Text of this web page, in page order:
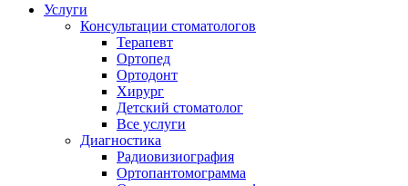
Услуги
Консультации стоматологов
Терапевт
Ортопед
Ортодонт
Хирург
Детский стоматолог
Все услуги
Диагностика
Радиовизиография
Ортопантомограмма